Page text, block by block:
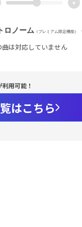
+
ロノーム （プレミアム限定機能）
曲は対応していません
利用可能！
はこちら